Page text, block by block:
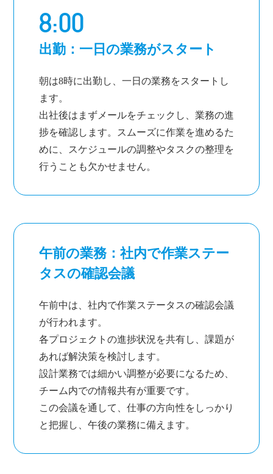
8:00
出勤：一日の業務がスタート
朝は8時に出勤し、一日の業務をスタートし
ます。
出社後はまずメールをチェックし、業務の進
捗を確認します。スムーズに作業を進めるた
めに、スケジュールの調整やタスクの整理を
行うことも欠かせません。
午前の業務：社内で作業ステー
タスの確認会議
午前中は、社内で作業ステータスの確認会議
が行われます。
各プロジェクトの進捗状況を共有し、課題が
あれば解決策を検討します。
設計業務では細かい調整が必要になるため、
チーム内での情報共有が重要です。
この会議を通して、仕事の方向性をしっかり
と把握し、午後の業務に備えます。